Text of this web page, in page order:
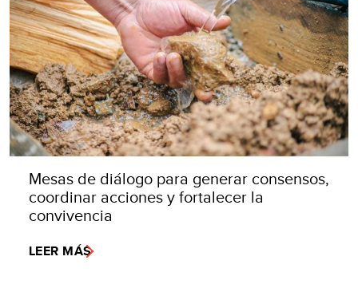
Mesas de diálogo para generar consensos,
coordinar acciones y fortalecer la
convivencia
LEER MÁS